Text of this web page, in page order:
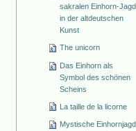
sakralen Einhorn-Jagd
in der altdeutschen
Kunst
The unicorn
Das Einhorn als
Symbol des schönen
Scheins
La taille de la licorne
Mystische Einhornjagd.